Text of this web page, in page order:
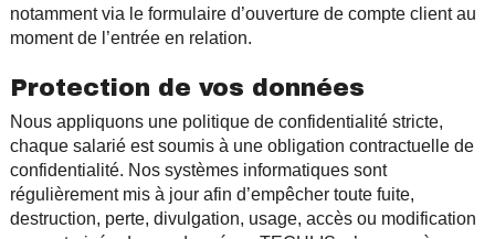
notamment via le formulaire d’ouverture de compte client au
moment de l’entrée en relation.
Protection de vos données
Nous appliquons une politique de confidentialité stricte,
chaque salarié est soumis à une obligation contractuelle de
confidentialité. Nos systèmes informatiques sont
régulièrement mis à jour afin d’empêcher toute fuite,
destruction, perte, divulgation, usage, accès ou modification